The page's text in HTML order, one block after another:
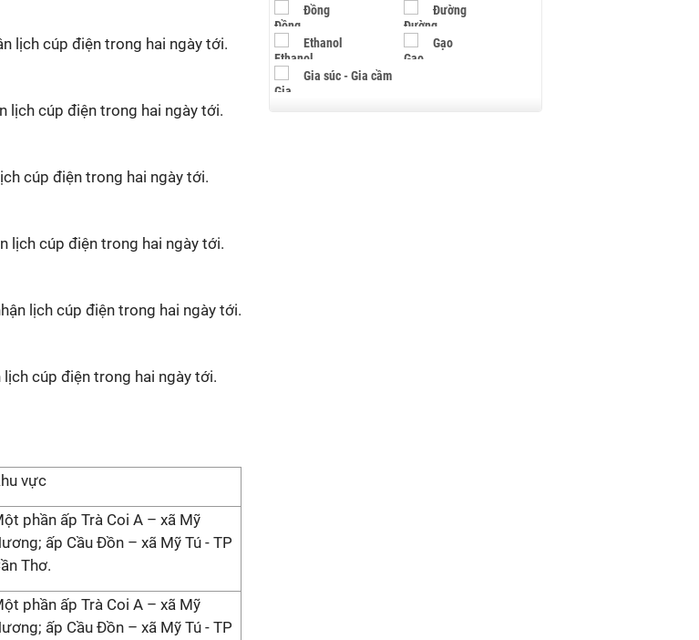
lịch cúp điện trong hai ngày tới.
lịch cúp điện trong hai ngày tới.
cúp điện trong hai ngày tới.
lịch cúp điện trong hai ngày tới.
lịch cúp điện trong hai ngày tới.
cúp điện trong hai ngày tới.
vực
phần ấp Trà Coi A – xã Mỹ
ấp Cầu Đồn – xã Mỹ Tú - TP
Thơ.
phần ấp Trà Coi A – xã Mỹ
ấp Cầu Đồn – xã Mỹ Tú - TP
Đồng Đường
Ethanol Gạo
Gia súc - Gia cầm